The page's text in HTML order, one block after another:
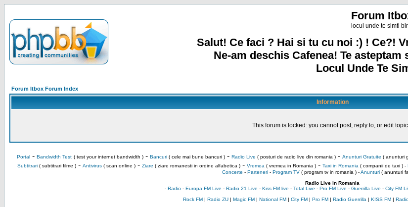
Forum
locul unde te simti
Salut! Ce faci ? Hai si tu cu noi :) ! Ce?!
Ne-am deschis Cafenea! Te asteptam
Locul Unde Te
Forum Itbox Forum Index
Information
This forum is locked: you cannot post, reply to, or edit
Portal- Bandwidth Test ( test your internet bandwidth )- Bancuri( cele mai bune bancuri )- Radio Live ( posturi de radio live din romania )- Anunturi Gratuite ( anunturi
Subtitrari( subtitrari filme )- Antivirus( scan online )- Ziare ( ziare romanesti in ordine alfabetica )- Vremea ( vremea in Romania )- Taxi in Romania ( companii de taxi ) -
Concerte - Parteneri- Program TV( program tv in romania )-Anunturi( anunturi
Radio Live in Romania
- Radio- Europa FM Live - Radio 21 Live - Kiss FM live - Total Live - Pro FM Live - Guerrilla Live - City FM
Rock FM| Radio ZU| Magic FM| National FM| City FM| Pro FM| Radio Guerrilla | KISS FM|